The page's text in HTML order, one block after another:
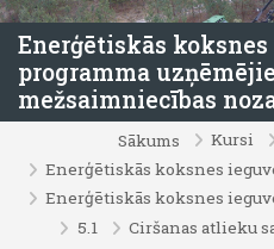
Enerģētiskās
programma
mežsaimniecības
Sākums Kursi
Enerģētiskās koksnes
Enerģētiskās koksnes
5.1
Ciršanas atlieku